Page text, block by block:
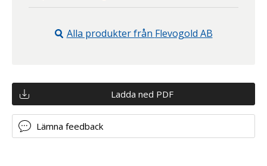
Alla produkter från Flevogold AB
Ladda ned PDF
Lämna feedback